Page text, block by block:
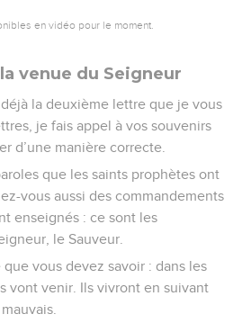
en vidéo pour le moment.
venue du Seigneur
la deuxième lettre que je vous
je fais appel à vos souvenirs
d’une manière correcte.
que les saints prophètes ont
vous aussi des commandements
enseignés : ce sont les
le Sauveur.
que vous devez savoir : dans les
vont venir. Ils vivront en suivant